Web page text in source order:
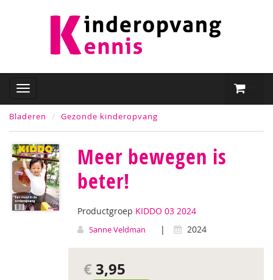
Bladeren Gezonde kinderopvang
Meer bewegen is
beter!
Productgroep KIDDO 03 2024
Sanne Veldman | 2024
€ 3,95